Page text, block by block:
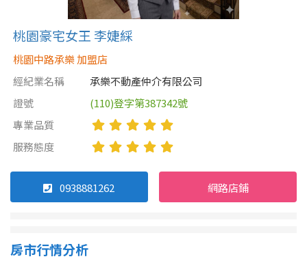
桃園豪宅女王 李婕綵
桃園中路承樂 加盟店
經紀業名稱
承樂不動產仲介有限公司
證號
(110)登字第387342號
專業品質
服務態度
0938881262 網路店鋪
房市行情分析